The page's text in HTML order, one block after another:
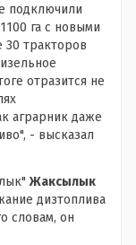
подключили
га с новыми
30 тракторов
отразится не
аграрник даже
- высказал
Жаксылык
дизтоплива
словам, он